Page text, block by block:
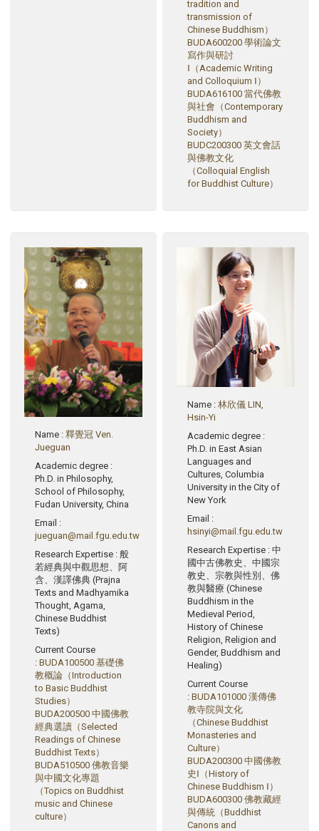
tradition and
transmission of
Chinese Buddhism）
BUDA600200 學術論文
寫作與研討
Ⅰ（Academic Writing
and Colloquium Ⅰ）
BUDA616100 當代佛教
與社會（Contemporary
Buddhism and
Society）
BUDC200300 英文會話
與佛教文化
（Colloquial English
for Buddhist Culture）
Name :釋覺冠 Ven.
Jueguan
Academic degree :
Ph.D. in Philosophy,
School of Philosophy,
Fudan University, China
Email :
jueguan@mail.fgu.edu.tw
Research Expertise : 般
若經典與中觀思想、阿
含、漢譯佛典 (Prajna
Texts and Madhyamika
Thought, Agama,
Chinese Buddhist
Texts)
Current Course
:BUDA100500 基礎佛
教概論（Introduction
to Basic Buddhist
Studies）
BUDA200500 中國佛教
經典選讀（Selected
Readings of Chinese
Buddhist Texts）
BUDA510500 佛教音樂
與中國文化專題
（Topics on Buddhist
music and Chinese
culture）
Name :林欣儀 LIN,
Hsin-Yi
Academic degree :
Ph.D. in East Asian
Languages and
Cultures, Columbia
University in the City of
New York
Email :
hsinyi@mail.fgu.edu.tw
Research Expertise : 中
國中古佛教史、中國宗
教史、宗教與性別、佛
教與醫療 (Chinese
Buddhism in the
Medieval Period,
History of Chinese
Religion, Religion and
Gender, Buddhism and
Healing)
Current Course
:BUDA101000 漢傳佛
教寺院與文化
（Chinese Buddhist
Monasteries and
Culture）
BUDA200300 中國佛教
史Ⅰ（History of
Chinese Buddhism Ⅰ）
BUDA600300 佛教藏經
與傳統（Buddhist
Canons and